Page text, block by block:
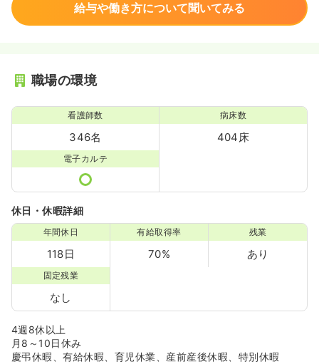
給与や働き方について聞いてみる
職場の環境
看護師数
346名
病床数
404床
電子カルテ
休日・休暇詳細
年間休日
118日
有給取得率
70%
残業
あり
固定残業
なし
4週8休以上
月8～10日休み
慶弔休暇、有給休暇、育児休業、産前産後休暇、特別休暇